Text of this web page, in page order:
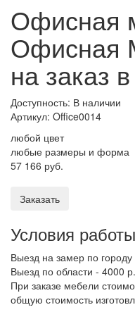
Офисная
Офисная
на заказ
Доступность: В наличии
Артикул: Office0014
любой цвет
любые размеры и форма
57 166 руб.
Заказать
Условия работы
Выезд на замер по
Выезд по области - 4000 р.
При заказе мебели
общую стоимость